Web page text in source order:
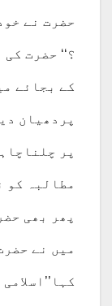
حضرت نے
؟‘‘ حضرت
کے بجائے
پردھیان
پر
مطالبہ کو
پھر بھی
میں نے